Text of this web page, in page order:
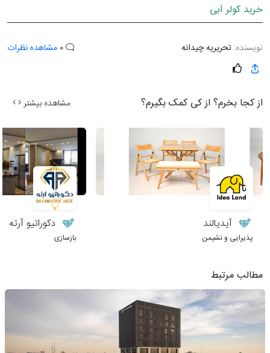
خرید کولر آبی
نویسنده: تحریریه چیدانه مشاهده نظرات
از کجا بخرم؟ از کی کمک بگیرم؟ مشاهده بیشتر
آیدیالند
پذیرایی و نشیمن
دکوراتیو آرته
بازسازی
مطالب مرتبط